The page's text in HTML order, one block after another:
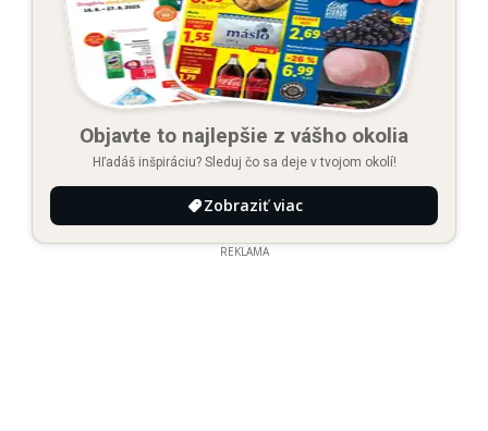
Objavte to najlepšie z vášho okolia
Hľadáš inšpiráciu? Sleduj čo sa deje v tvojom okolí!
Zobraziť viac
REKLAMA